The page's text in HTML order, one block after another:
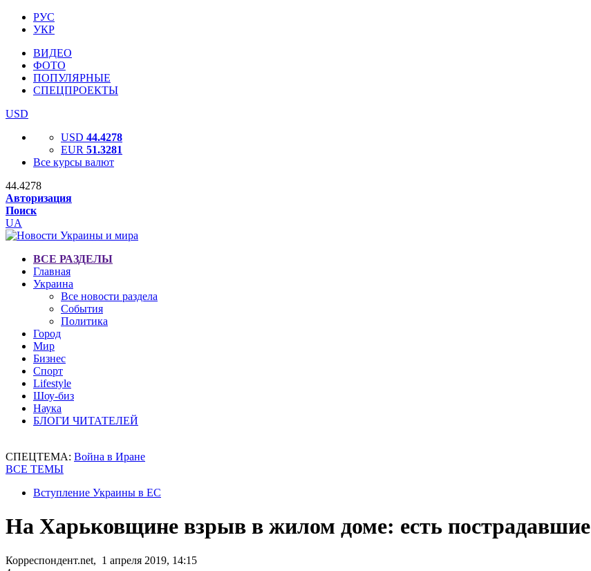
РУС
УКР
ВИДЕО
ФОТО
ПОПУЛЯРНЫЕ
СПЕЦПРОЕКТЫ
USD
USD 44.4278
EUR 51.3281
Все курсы валют
44.4278
Авторизация
Поиск
UA
ВСЕ РАЗДЕЛЫ
Главная
Украина
Все новости раздела
События
Политика
Город
Мир
Бизнес
Спорт
Lifestyle
Шоу-биз
Наука
БЛОГИ ЧИТАТЕЛЕЙ
СПЕЦТЕМА: Война в Иране
ВСЕ ТЕМЫ
Вступление Украины в ЕС
На Харьковщине взрыв в жилом доме: есть пострадавшие
Корреспондент.net, 1 апреля 2019, 14:15